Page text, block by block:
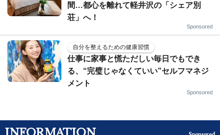
間…都心を離れて軽井沢の「シェア別
荘」へ！
Sponsored
自分を整えるための健康習慣
仕事に家事と慌ただしい毎日でもでき
る、“完璧じゃなくていい”セルフマネジ
メント
Sponsored